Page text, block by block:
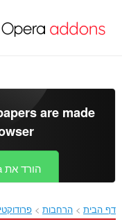
העיקרי
are made
הורד את Opera
דף הבית הרחבות